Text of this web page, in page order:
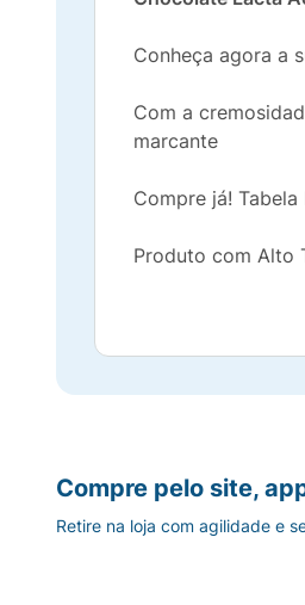
Conheça agora a
Com a
marcante
Compre já!
Produto com Alto
Compre pelo site,
Retire na loja com agilidade e